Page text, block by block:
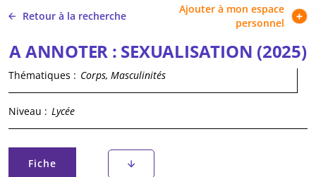
Retour à la recherche
Ajouter à mon espace
personnel
A ANNOTER : SEXUALISATION (2025)
Thématiques : Corps, Masculinités
Niveau : Lycée
Onglets principaux
Fiche
(onglet actif)